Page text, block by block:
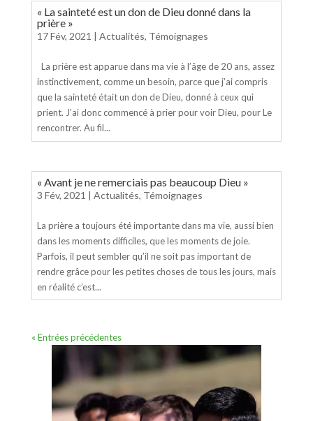
« La sainteté est un don de Dieu donné dans la
prière »
17 Fév, 2021 | Actualités, Témoignages
La prière est apparue dans ma vie à l’âge de 20 ans, assez
instinctivement, comme un besoin, parce que j’ai compris
que la sainteté était un don de Dieu, donné à ceux qui
prient. J’ai donc commencé à prier pour voir Dieu, pour Le
rencontrer. Au fil...
« Avant je ne remerciais pas beaucoup Dieu »
3 Fév, 2021 | Actualités, Témoignages
La prière a toujours été importante dans ma vie, aussi bien
dans les moments difficiles, que les moments de joie.
Parfois, il peut sembler qu’il ne soit pas important de
rendre grâce pour les petites choses de tous les jours, mais
en réalité c’est...
« Entrées précédentes